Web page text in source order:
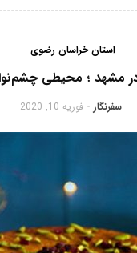
استان خراسان رضوی
مشهد ؛ محیطی
سفرنگار - فوریه 10, 2020